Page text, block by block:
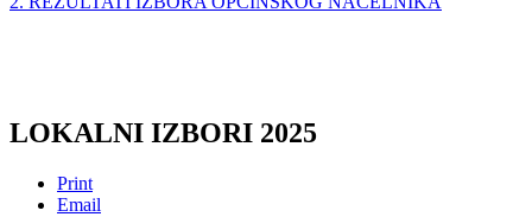
LOKALNI IZBORI 2025
Print
Email